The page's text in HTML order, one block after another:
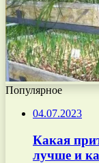
Популярное
04.07.2023
Какая
лучше и